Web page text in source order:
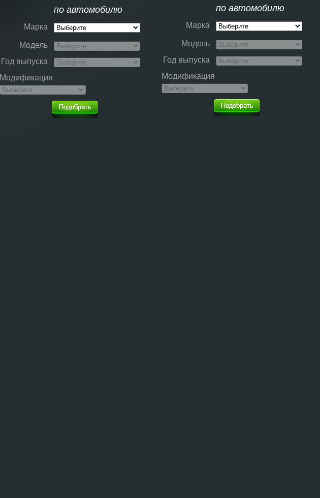
по автомобилю
Марка
Модель
Год выпуска
Модификация
по автомобилю
Марка
Модель
Год выпуска
Модификация